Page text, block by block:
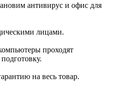
антивирус и офис для
лицами.
проходят
на весь товар.